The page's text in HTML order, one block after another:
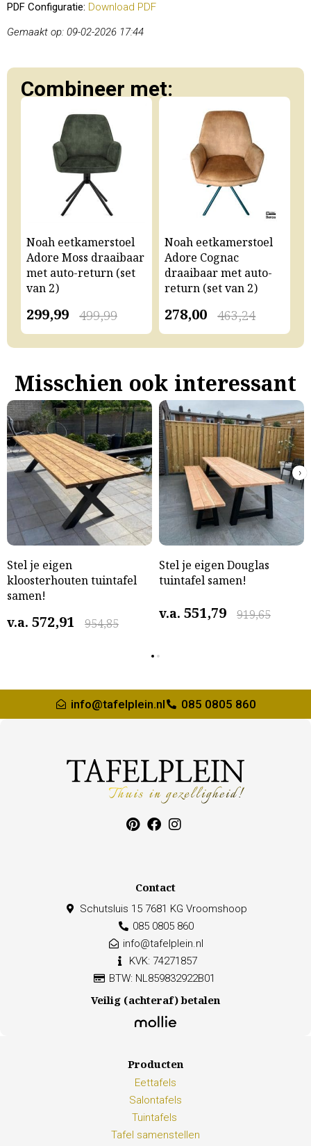
PDF Configuratie: Download PDF
Gemaakt op: 09-02-2026 17:44
Combineer met:
Noah eetkamerstoel
Adore Moss draaibaar
met auto-return (set
van 2)
499,99
299,99
Noah eetkamerstoel
Adore Cognac
draaibaar met auto-
return (set van 2)
463,24
278,00
Misschien ook interessant
Stel je eigen
kloosterhouten tuintafel
samen!
v.a. 954,85
572,91
Stel je eigen Douglas
tuintafel samen!
v.a. 919,65
551,79
›
info@tafelplein.nl 085 0805 860
Contact
Schutsluis 15 7681 KG Vroomshoop
085 0805 860
info@tafelplein.nl
KVK: 74271857
BTW: NL859832922B01
Veilig (achteraf) betalen
Producten
Eettafels
Salontafels
Tuintafels
Tafel samenstellen